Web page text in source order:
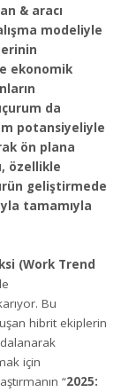
& aracı
modeliyle
ekonomik
da
potansiyeliyle
ön plana
özellikle
geliştirmede
tamamıyla
(Work Trend
Bu
hibrit ekiplerin
için
“2025: